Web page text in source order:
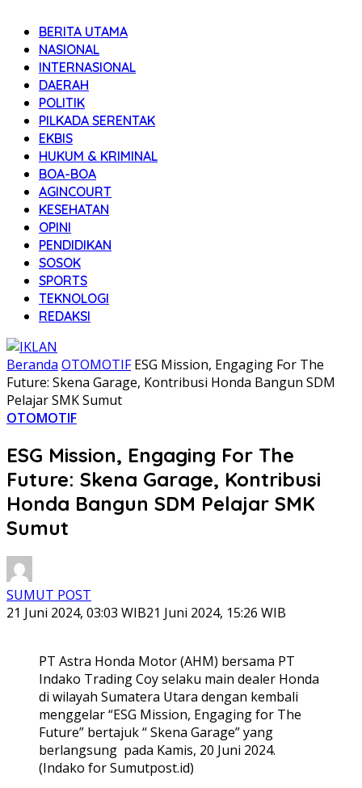
BERITA UTAMA
NASIONAL
INTERNASIONAL
DAERAH
POLITIK
PILKADA SERENTAK
EKBIS
HUKUM & KRIMINAL
BOA-BOA
AGINCOURT
KESEHATAN
OPINI
PENDIDIKAN
SOSOK
SPORTS
TEKNOLOGI
REDAKSI
Beranda OTOMOTIF ESG Mission, Engaging For The
Future: Skena Garage, Kontribusi Honda Bangun SDM
Pelajar SMK Sumut
OTOMOTIF
ESG Mission, Engaging For The
Future: Skena Garage, Kontribusi
Honda Bangun SDM Pelajar SMK
Sumut
SUMUT POST
21 Juni 2024, 03:03 WIB21 Juni 2024, 15:26 WIB
PT Astra Honda Motor (AHM) bersama PT
Indako Trading Coy selaku main dealer Honda
di wilayah Sumatera Utara dengan kembali
menggelar “ESG Mission, Engaging for The
Future” bertajuk “ Skena Garage” yang
berlangsung pada Kamis, 20 Juni 2024.
(Indako for Sumutpost.id)